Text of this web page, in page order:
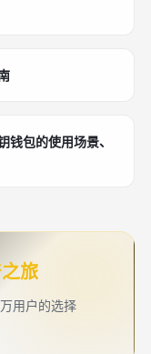
钱包的使用场景、
旅
用户的选择